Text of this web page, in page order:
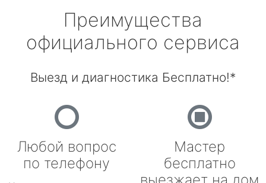
Преимущества
официального сервиса
Выезд и диагностика Бесплатно!*
Любой вопрос
по телефону
Мастер
бесплатно